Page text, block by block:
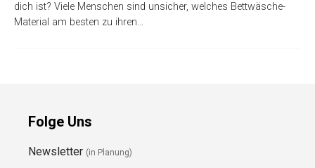
dich ist? Viele Menschen sind unsicher, welches Bettwäsche-
Material am besten zu ihren…
Folge Uns
Newsletter (in Planung)